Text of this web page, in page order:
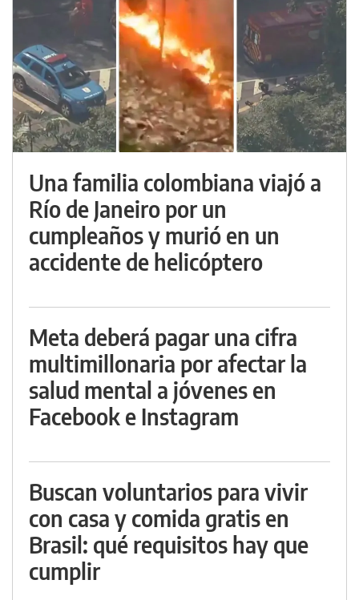
Una familia colombiana viajó a
Río de Janeiro por un
cumpleaños y murió en un
accidente de helicóptero
Meta deberá pagar una cifra
multimillonaria por afectar la
salud mental a jóvenes en
Facebook e Instagram
Buscan voluntarios para vivir
con casa y comida gratis en
Brasil: qué requisitos hay que
cumplir